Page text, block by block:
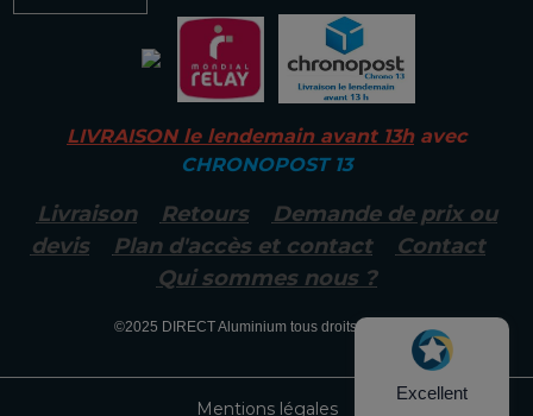
LIVRAISON le lendemain avant 13havec
CHRONOPOST 13
Livraison Retours
Demande de prix ou
devis
Plan d'accès et contact
Contact
Qui sommes nous ?
©2025 DIRECT Aluminium tous droits réservés.
Mentions légales
Excellent